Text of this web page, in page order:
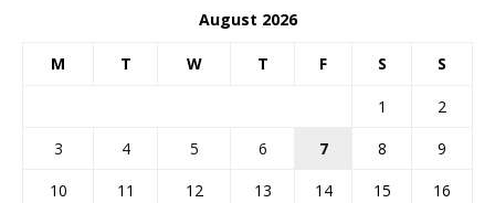
August 2026
M T W T F S S
1
2
3
4 5 6 7 8
9
10
11 12 13 14 15
16